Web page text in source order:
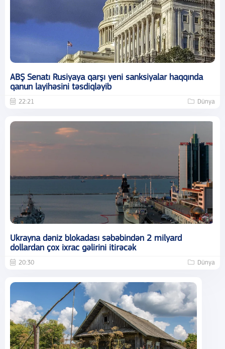
ABŞ Senatı Rusiyaya qarşı yeni sanksiyalar haqqında
qanun layihəsini təsdiqləyib
22:21 Dünya
Ukrayna dəniz blokadası səbəbindən 2 milyard
dollardan çox ixrac gəlirini itirəcək
20:30 Dünya